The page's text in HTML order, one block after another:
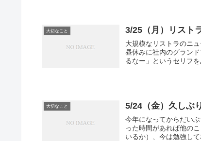
大切なこと 3/25（月）リスト
大規模なリストラのニ
昼休みに社内のグラン
るなー」というセリフ
大切なこと 5/24（金）久しぶ
今年になってからだい
った時間があれば他の
いるか）、今は勉強し